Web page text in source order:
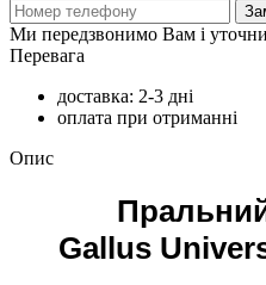
Ми передзвонимо Вам і
Перевага
доставка: 2-3 дні
оплата при отриманні
Опис
Gallus